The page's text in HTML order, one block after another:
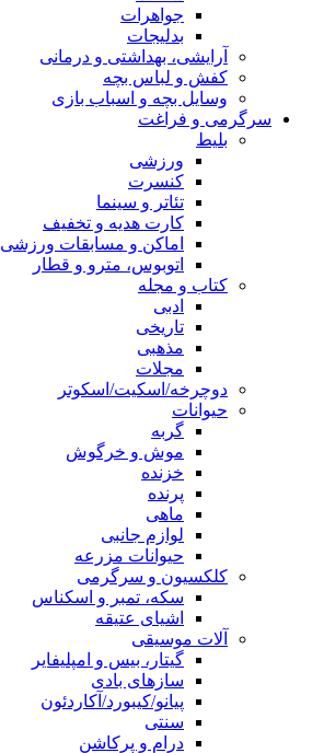
جواهرات
بدلیجات
آرایشی، بهداشتی و درمانی
کفش و لباس بچه
وسایل بچه و اسباب بازی
سرگرمی و فراغت
بلیط
ورزشی
کنسرت
تئاتر و سینما
کارت هدیه و تخفیف
اماکن و مسابقات ورزشی
اتوبوس، مترو و قطار
کتاب و مجله
ادبی
تاریخی
مذهبی
مجلات
دوچرخه/اسکیت/اسکوتر
حیوانات
گربه
موش و خرگوش
خزنده
پرنده
ماهی
لوازم جانبی
حیوانات مزرعه
کلکسیون و سرگرمی
سکه، تمبر و اسکناس
اشیای عتیقه
آلات موسیقی
گیتار، بیس و امپلیفایر
سازهای بادی
پیانو/کیبورد/آکاردئون
سنتی
درام و پرکاشن